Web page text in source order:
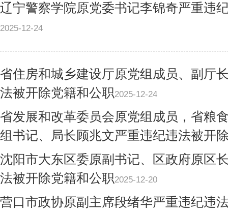
辽宁警察学院原党委书记李锦奇严重违
2025-12-24
省住房和城乡建设厅原党组成员、副厅
法被开除党籍和公职2025-12-24
省发展和改革委员会原党组成员，省粮
组书记、局长顾兆文严重违纪违法被开
沈阳市大东区委原副书记、区政府原区
法被开除党籍和公职2025-12-20
营口市政协原副主席段绪华严重违纪违